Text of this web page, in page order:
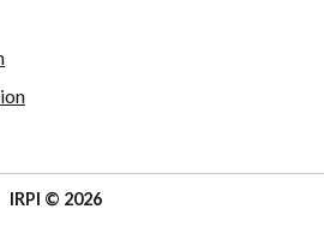
IRPI © 2026